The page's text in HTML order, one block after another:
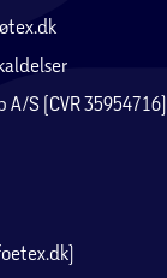
A/S (CVR 35954716)